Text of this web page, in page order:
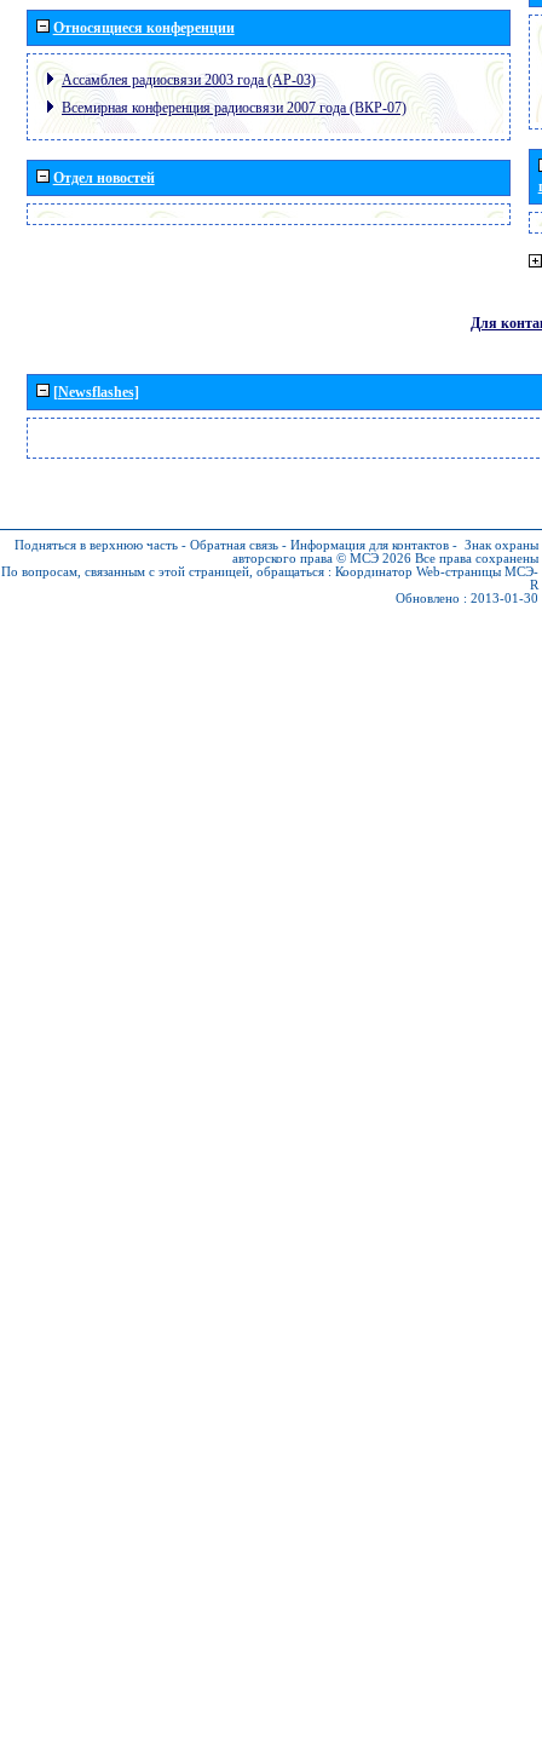
Относящиеся конференции
Ассамблея радиосвязи 2003 года (АР-03)
Всемирная конференция радиосвязи 2007 года (ВКР-07)
Отдел новостей
Для
[Newsflashes]
Подняться в верхнюю часть - Обратная связь - Информация для контактов - Знак охраны
авторского права © МСЭ 2026 Все права сохранены
По вопросам, связанным с этой страницей, обращаться : Координатор Web-страницы МСЭ-
R
Обновлено : 2013-01-30